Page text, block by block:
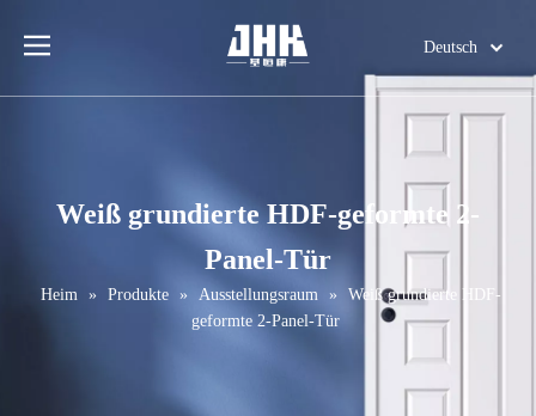
Deutsch
English
简体中文
العربية
Français
Pусский
Español
Português
Italiano
日本語
اردو
Weiß grundierte HDF-geformte 2-
Panel-Tür
Heim » Produkte » Ausstellungsraum »
Weiß grundierte HDF-
geformte 2-Panel-Tür